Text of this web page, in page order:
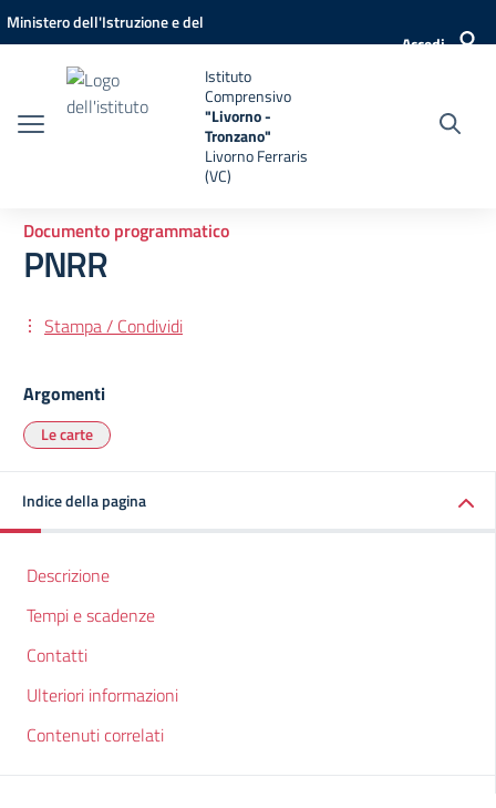
Vai ai contenuti
Vai al menu di navigazione
Vai al footer
Ministero dell'Istruzione e del
Accedi
Istituto
Comprensivo
"Livorno -
Tronzano"
Livorno Ferraris
(VC)
Documento programmatico
PNRR
Stampa / Condividi
Argomenti
Le carte
Indice della pagina
Descrizione
Tempi e scadenze
Contatti
Ulteriori informazioni
Contenuti correlati